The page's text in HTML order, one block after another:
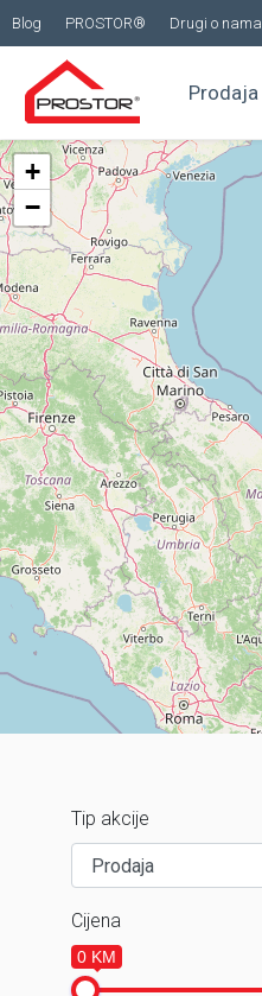
Blog PROSTOR® Drugi o nama
Prodaja
+
−
Tip akcije
Cijena
0 KM